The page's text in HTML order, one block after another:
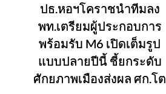
ปธ.หอฯโคราชนำทีมลง
พท.เตรียมผู้ประกอบการ
พร้อมรับ M6 เปิดเต็มรูป
แบบปลายปีนี้ ชี้ยกระดับ
ศักยภาพเมืองส่งผล ศก.โต